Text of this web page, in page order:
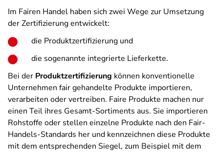
Im Fairen Handel haben sich zwei Wege zur Umsetzung
der Zertifizierung entwickelt:
die Produktzertifizierung und
die sogenannte integrierte Lieferkette.
Bei der Produktzertifizierung können konventionelle
Unternehmen fair gehandelte Produkte importieren,
verarbeiten oder vertreiben. Faire Produkte machen nur
einen Teil ihres Gesamt-Sortiments aus. Sie importieren
Rohstoffe oder stellen einzelne Produkte nach den Fair-
Handels-Standards her und kennzeichnen diese Produkte
mit dem entsprechenden Siegel, zum Beispiel mit dem